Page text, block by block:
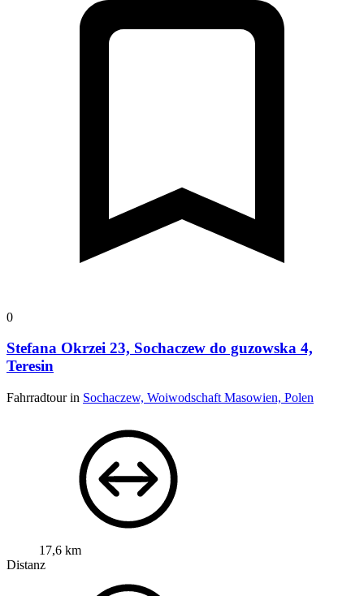
0
Stefana Okrzei 23, Sochaczew do guzowska 4,
Teresin
Fahrradtour in Sochaczew, Woiwodschaft Masowien, Polen
17,6 km
Distanz